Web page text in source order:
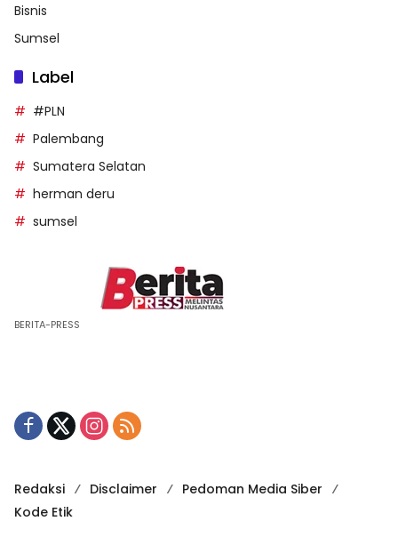
Bisnis
Sumsel
Label
#PLN
Palembang
Sumatera Selatan
herman deru
sumsel
BERITA-PRESS
Redaksi Disclaimer
Pedoman Media Siber
Kode Etik